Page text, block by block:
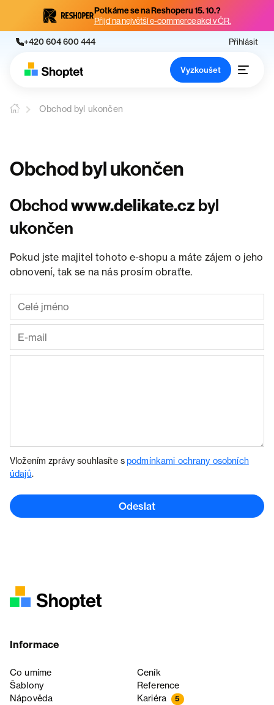
Potkáme se na Reshoperu 15. 10.?
Přijď na největší e-commerce akci v ČR.
+420 604 600 444 Přihlásit
Vyzkoušet
Obchod byl ukončen
Obchod byl ukončen
Obchodwww.delikate.cz byl
ukončen
Pokud jste majitel tohoto e-shopu a máte zájem o jeho
obnovení, tak se na nás prosím obraťte.
Vložením zprávy souhlasíte spodmínkami ochrany osobních
údajů.
Odeslat
Informace
Co umíme
Ceník
Šablony
Reference
Nápověda
Kariéra 5